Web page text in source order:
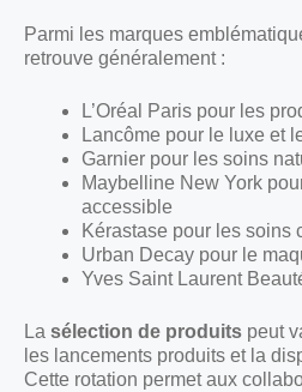
Parmi les marques
retrouve généralement :
L’Oréal Paris pour les
Lancôme pour le luxe et
Garnier pour les soins
Maybelline New York
accessible
Kérastase pour les soins
Urban Decay pour le
Yves Saint Laurent
La sélection de produits peut
les lancements produits et la
Cette rotation permet aux